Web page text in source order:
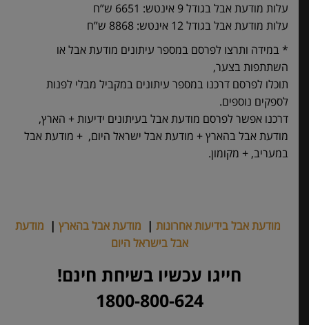
עלות מודעת אבל בגודל 9 אינטש: 6651 ש”ח
עלות מודעת אבל בגודל 12 אינטש: 8868 ש”ח
* במידה ותרצו לפרסם במספר עיתונים מודעת אבל או
השתתפות בצער,
תוכלו לפרסם דרכנו במספר עיתונים במקביל מבלי לפנות
לספקים נוספים.
דרכנו אפשר לפרסם מודעת אבל בעיתונים ידיעות + הארץ,
מודעת אבל בהארץ + מודעת אבל ישראל היום, + מודעת אבל
במעריב, + מקומון.
מודעת אבל בידיעות אחרונות | מודעת אבל בהארץ | מודעת
אבל בישראל היום
חייגו עכשיו בשיחת חינם!
1800-800-624